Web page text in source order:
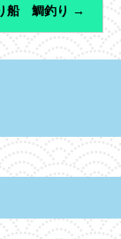
船 鯛釣り →